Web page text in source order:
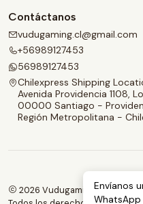
Contáctanos
vudugaming.cl@gmail.com
+56989127453
56989127453
Chilexpress Shipping
Avenida Providencia 1108,
00000 Santiago -
Región Metropolitana -
2026 Vudugaming.Envíanos
WhatsApp